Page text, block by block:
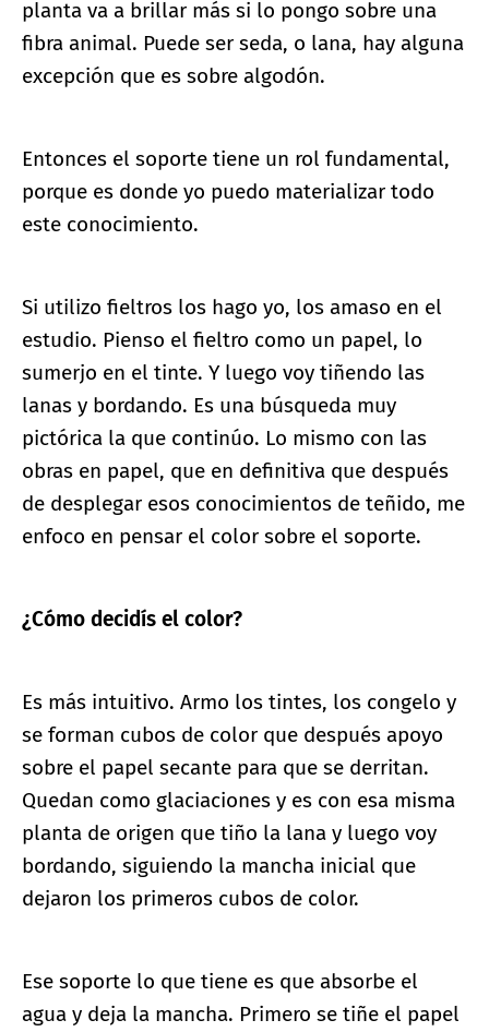
planta va a brillar más si lo pongo sobre una
fibra animal. Puede ser seda, o lana, hay alguna
excepción que es sobre algodón.
Entonces el soporte tiene un rol fundamental,
porque es donde yo puedo materializar todo
este conocimiento.
Si utilizo fieltros los hago yo, los amaso en el
estudio. Pienso el fieltro como un papel, lo
sumerjo en el tinte. Y luego voy tiñendo las
lanas y bordando. Es una búsqueda muy
pictórica la que continúo. Lo mismo con las
obras en papel, que en definitiva que después
de desplegar esos conocimientos de teñido, me
enfoco en pensar el color sobre el soporte.
¿Cómo decidís el color?
Es más intuitivo. Armo los tintes, los congelo y
se forman cubos de color que después apoyo
sobre el papel secante para que se derritan.
Quedan como glaciaciones y es con esa misma
planta de origen que tiño la lana y luego voy
bordando, siguiendo la mancha inicial que
dejaron los primeros cubos de color.
Ese soporte lo que tiene es que absorbe el
agua y deja la mancha. Primero se tiñe el papel